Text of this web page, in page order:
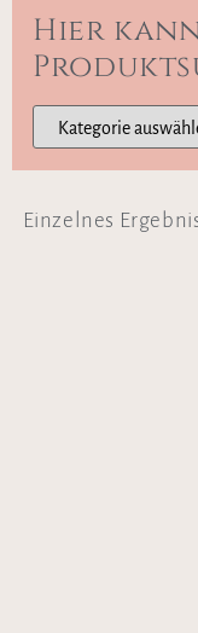
Hier
Einzelnes